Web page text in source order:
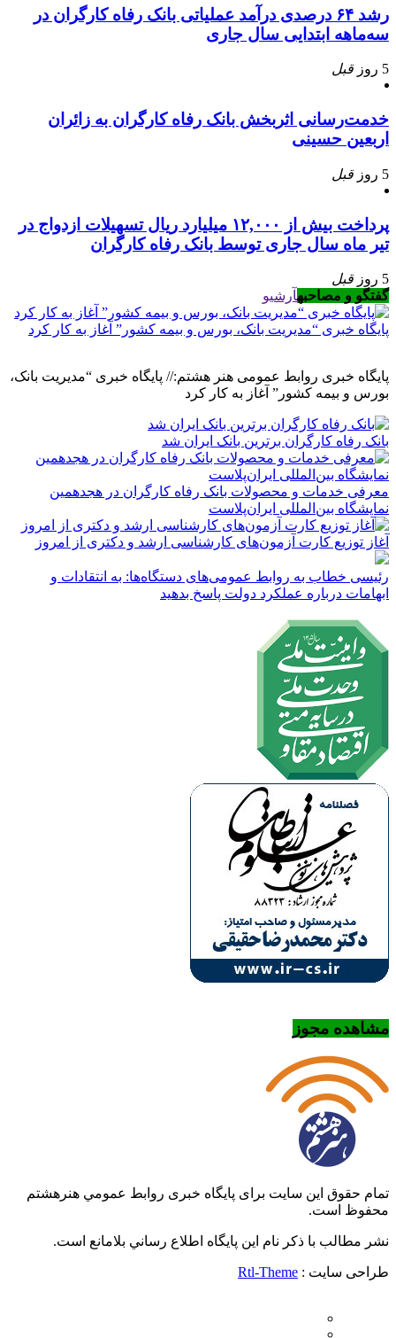
رشد ۶۴ درصدی درآمد عملیاتی بانک رفاه کارگران در
سه‌ماهه ابتدایی سال جاری
5 روز قبل
خدمت‌رسانی اثربخش بانک رفاه کارگران به زائران
اربعین حسینی
5 روز قبل
پرداخت بیش از ۱۲,۰۰۰ میلیارد ریال تسهیلات ازدواج در
تیر ماه سال جاری توسط بانک رفاه کارگران
5 روز
قبل
گفتگو و مصاحبهآرشیو
پایگاه خبری “مدیریت بانک، بورس و بیمه کشور” آغاز به کار کرد
پایگاه خبری روابط عمومی هنر هشتم:// پایگاه خبری “مدیریت بانک،
بورس و بیمه کشور” آغاز به کار کرد
بانک رفاه کارگران برترین بانک ایران شد
معرفی خدمات و محصولات بانک رفاه کارگران در هجدهمین
نمایشگاه بین‌المللی ایران‌پلاست
آغاز توزیع کارت آزمون‌های کارشناسی ارشد و دکتری از امروز
رئیسی خطاب به روابط عمومی‌های دستگاه‌ها: به انتقادات و
ابهامات درباره عملکرد دولت پاسخ بدهید
مشاهده مجوز
تمام حقوق این سایت برای پایگاه خبری روابط عمومي هنرهشتم
محفوظ است.
نشر مطالب با ذکر نام اين پايگاه اطلاع رساني بلامانع است.
طراحی سایت : Rtl-Theme